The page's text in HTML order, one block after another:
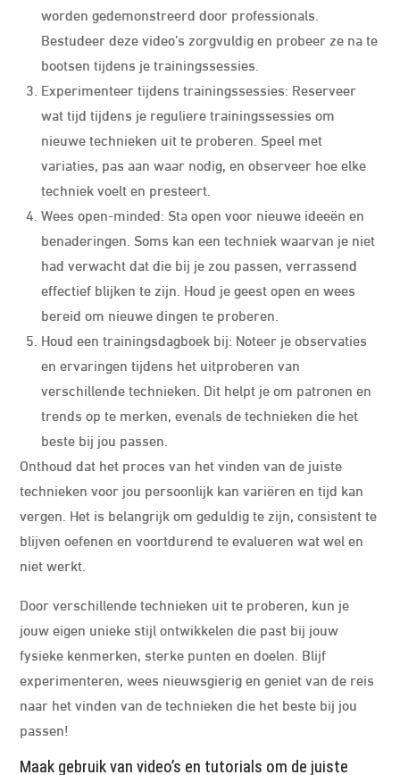
worden gedemonstreerd door professionals.
Bestudeer deze video’s zorgvuldig en probeer ze na te
bootsen tijdens je trainingssessies.
Experimenteer tijdens trainingssessies: Reserveer
wat tijd tijdens je reguliere trainingssessies om
nieuwe technieken uit te proberen. Speel met
variaties, pas aan waar nodig, en observeer hoe elke
techniek voelt en presteert.
Wees open-minded: Sta open voor nieuwe ideeën en
benaderingen. Soms kan een techniek waarvan je niet
had verwacht dat die bij je zou passen, verrassend
effectief blijken te zijn. Houd je geest open en wees
bereid om nieuwe dingen te proberen.
Houd een trainingsdagboek bij: Noteer je observaties
en ervaringen tijdens het uitproberen van
verschillende technieken. Dit helpt je om patronen en
trends op te merken, evenals de technieken die het
beste bij jou passen.
Onthoud dat het proces van het vinden van de juiste
technieken voor jou persoonlijk kan variëren en tijd kan
vergen. Het is belangrijk om geduldig te zijn, consistent te
blijven oefenen en voortdurend te evalueren wat wel en
niet werkt.
Door verschillende technieken uit te proberen, kun je
jouw eigen unieke stijl ontwikkelen die past bij jouw
fysieke kenmerken, sterke punten en doelen. Blijf
experimenteren, wees nieuwsgierig en geniet van de reis
naar het vinden van de technieken die het beste bij jou
passen!
Maak gebruik van video’s en tutorials om de juiste